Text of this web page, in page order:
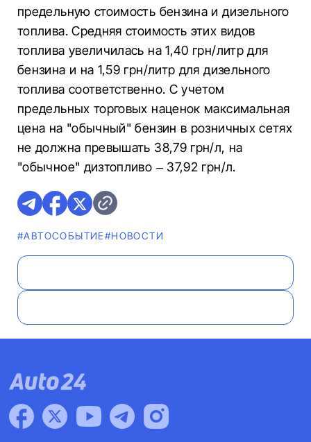
предельную стоимость бензина и дизельного
топлива. Средняя стоимость этих видов
топлива увеличилась на 1,40 грн/литр для
бензина и на 1,59 грн/литр для дизельного
топлива соответственно. С учетом
предельных торговых наценок максимальная
цена на "обычный" бензин в розничных сетях
не должна превышать 38,79 грн/л, на
"обычное" дизтопливо – 37,92 грн/л.
#АВТОСОБЫТИЕ#НОВОСТИ